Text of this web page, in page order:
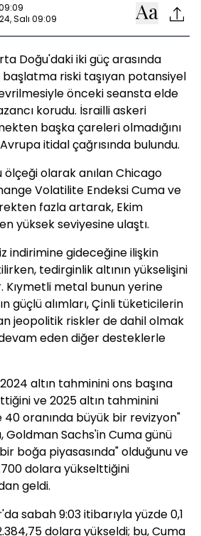
Salı 09:09
Doğu'daki iki güç arasında
riski taşıyan potansiyel
önceki seansta elde
korudu. İsrailli askeri
başka çareleri olmadığını
itidal çağrısında bulundu.
olarak anılan Chicago
Volatilite Endeksi Cuma ve
fazla artarak, Ekim
yüksek seviyesine ulaştı.
indirimine gideceğine ilişkin
tedirginlik altının yükselişini
Kıymetli metal bunun yerine
güçlü alımları, Çinli tüketicilerin
jeopolitik riskler de dahil olmak
eden diğer desteklerle
altın tahminini ons başına
ve 2025 altın tahminini
40 oranında büyük bir revizyon"
Goldman Sachs'in Cuma günü
boğa piyasasında" olduğunu ve
dolara yükselttiğini
geldi.
sabah 9:03 itibarıyla yüzde 0,1
dolara yükseldi; bu, Cuma